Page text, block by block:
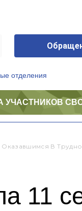
отделения
УЧАСТНИКОВ
Оказавшимся В
11